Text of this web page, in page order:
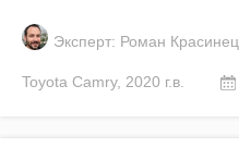
Эксперт: Роман Красинец
Toyota Camry, 2020 г.в.